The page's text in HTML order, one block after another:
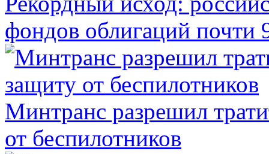
фондов облигаций почти
Минтранс разрешил
от беспилотников